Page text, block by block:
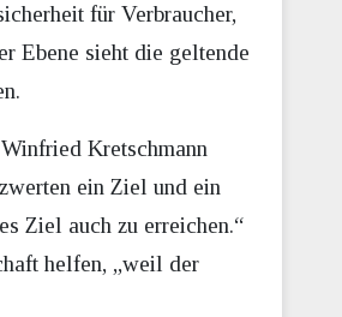
für Verbraucher,
Ebene sieht die geltende
Kretschmann
ein Ziel und ein
Ziel auch zu erreichen.“
helfen, „weil der